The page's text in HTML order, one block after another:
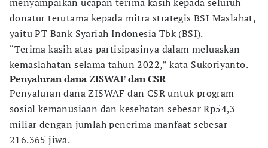
donatur terutama kepada mitra strategis BSI Maslahat,
yaitu PT Bank Syariah Indonesia Tbk (BSI).
“Terima kasih atas partisipasinya dalam meluaskan
kemaslahatan selama tahun 2022,” kata Sukoriyanto.
Penyaluran dana ZISWAF dan CSR
Penyaluran dana ZISWAF dan CSR untuk program
sosial kemanusiaan dan kesehatan sebesar Rp54,3
miliar dengan jumlah penerima manfaat sebesar
216.365 jiwa.